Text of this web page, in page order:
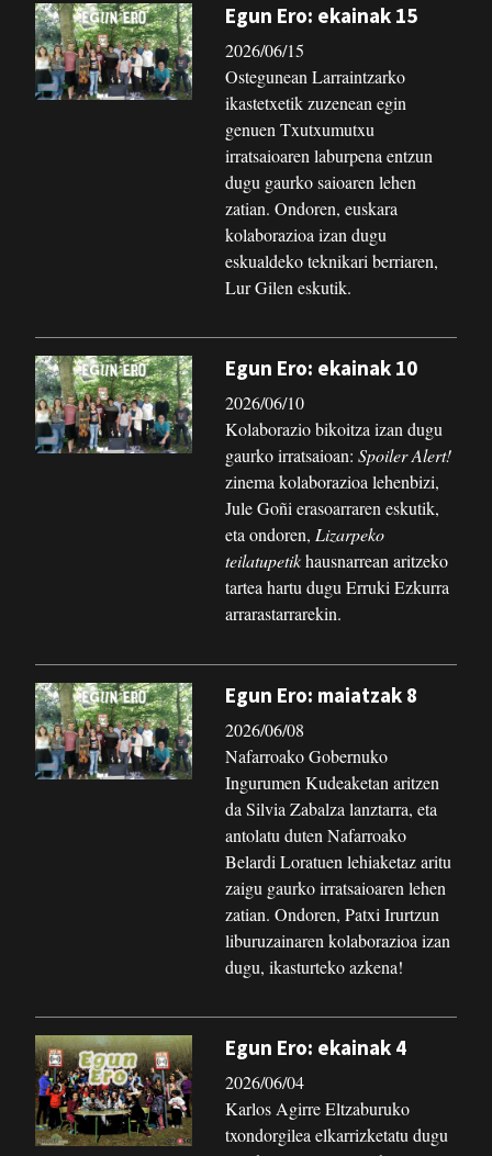
Egun Ero: ekainak 15
2026/06/15
Ostegunean Larraintzarko
ikastetxetik zuzenean egin
genuen Txutxumutxu
irratsaioaren laburpena entzun
dugu gaurko saioaren lehen
zatian. Ondoren, euskara
kolaborazioa izan dugu
eskualdeko teknikari berriaren,
Lur Gilen eskutik.
Egun Ero: ekainak 10
2026/06/10
Kolaborazio bikoitza izan dugu
gaurko irratsaioan: Spoiler Alert!
zinema kolaborazioa lehenbizi,
Jule Goñi erasoarraren eskutik,
eta ondoren, Lizarpeko
teilatupetikhausnarrean aritzeko
tartea hartu dugu Erruki Ezkurra
arrarastarrarekin.
Egun Ero: maiatzak 8
2026/06/08
Nafarroako Gobernuko
Ingurumen Kudeaketan aritzen
da Silvia Zabalza lanztarra, eta
antolatu duten Nafarroako
Belardi Loratuen lehiaketaz aritu
zaigu gaurko irratsaioaren lehen
zatian. Ondoren, Patxi Irurtzun
liburuzainaren kolaborazioa izan
dugu, ikasturteko azkena!
Egun Ero: ekainak 4
2026/06/04
Karlos Agirre Eltzaburuko
txondorgilea elkarrizketatu dugu